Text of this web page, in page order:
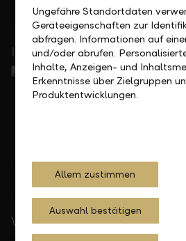
Feedback
In Ihrer Nähe
Standorte
Wichtige Links
Ungefähre Standortdaten
Geräteeigenschaften zur
abfragen. Informationen auf
und/oder abrufen.
Inhalte, Anzeigen- und
Erkenntnisse über Zielgruppen
Produktentwicklungen.
Allem zustimmen
Auswahl bestätigen